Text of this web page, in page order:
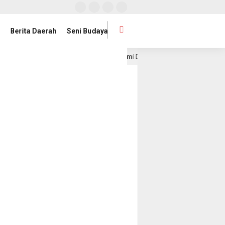
Berita Daerah Seni Budaya
Satelit Lampung-1 Resmi Diluncurkan, Provinsi Lampung Buka